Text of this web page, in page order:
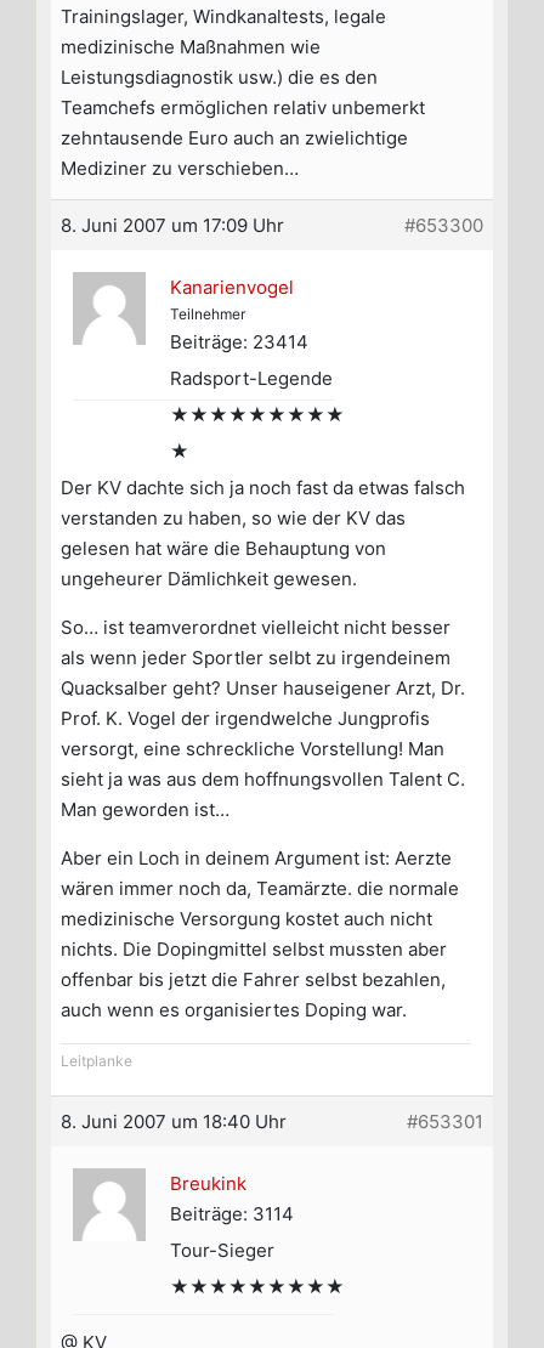
Trainingslager, Windkanaltests, legale
medizinische Maßnahmen wie
Leistungsdiagnostik usw.) die es den
Teamchefs ermöglichen relativ unbemerkt
zehntausende Euro auch an zwielichtige
Mediziner zu verschieben…
8. Juni 2007 um 17:09 Uhr #653300
Kanarienvogel
Teilnehmer
Beiträge: 23414
Radsport-Legende
★★★★★★★★★
★
Der KV dachte sich ja noch fast da etwas falsch
verstanden zu haben, so wie der KV das
gelesen hat wäre die Behauptung von
ungeheurer Dämlichkeit gewesen.
So… ist teamverordnet vielleicht nicht besser
als wenn jeder Sportler selbt zu irgendeinem
Quacksalber geht? Unser hauseigener Arzt, Dr.
Prof. K. Vogel der irgendwelche Jungprofis
versorgt, eine schreckliche Vorstellung! Man
sieht ja was aus dem hoffnungsvollen Talent C.
Man geworden ist…
Aber ein Loch in deinem Argument ist: Aerzte
wären immer noch da, Teamärzte. die normale
medizinische Versorgung kostet auch nicht
nichts. Die Dopingmittel selbst mussten aber
offenbar bis jetzt die Fahrer selbst bezahlen,
auch wenn es organisiertes Doping war.
Leitplanke
8. Juni 2007 um 18:40 Uhr #653301
Breukink
Beiträge: 3114
Tour-Sieger
★★★★★★★★★
@ KV